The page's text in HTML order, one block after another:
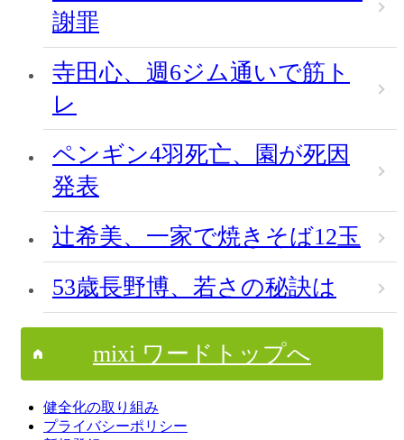
謝罪
寺田心、週6ジム通いで筋ト
レ
ペンギン4羽死亡、園が死因
発表
辻希美、一家で焼きそば12玉
53歳長野博、若さの秘訣は
mixi ワードトップへ
健全化の取り組み
プライバシーポリシー